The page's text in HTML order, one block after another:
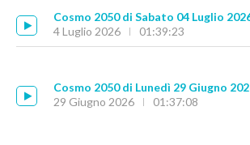
Cosmo 2050 di Sabato 04 Luglio
4 Luglio 2026
01:39:23
Cosmo 2050 di Lunedì 29 Giugno
29 Giugno 2026
01:37:08